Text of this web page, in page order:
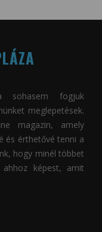
sohasem fogjuk
meglepetések.
magazin, amely
és érthetővé tenni a
hogy minél többet
ahhoz képest, amit